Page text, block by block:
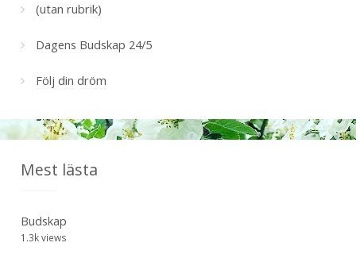
(utan rubrik)
Dagens Budskap 24/5
Följ din dröm
Mest lästa
Budskap
1.3k views